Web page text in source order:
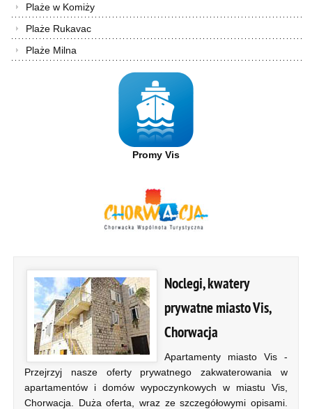
Plaże w Komiży
Plaże Rukavac
Plaże Milna
Promy Vis
Noclegi, kwatery
prywatne miasto Vis,
Chorwacja
Apartamenty miasto Vis -
Przejrzyj nasze oferty prywatnego zakwaterowania w
apartamentów i domów wypoczynkowych w miastu Vis,
Chorwacja. Duża oferta, wraz ze szczegółowymi opisami.